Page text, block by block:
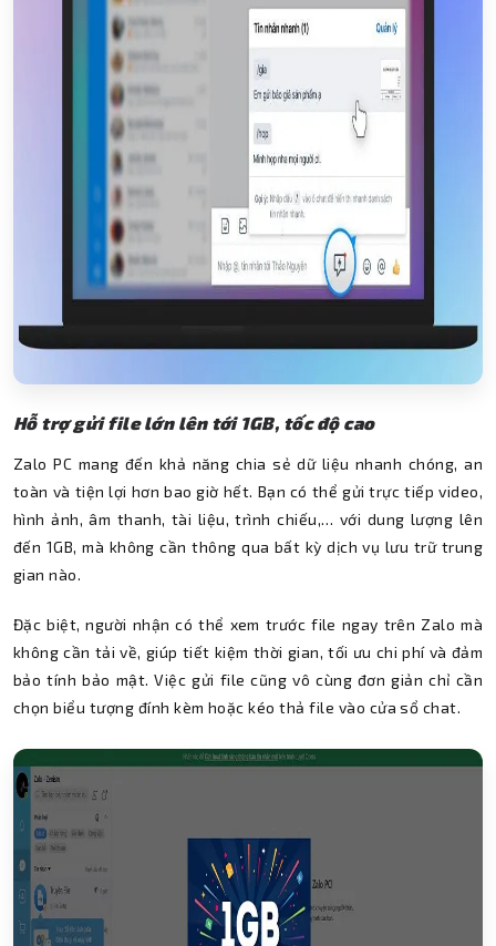
Hỗ trợ gửi file lớn lên tới 1GB, tốc độ cao
Zalo PC mang đến khả năng chia sẻ dữ liệu nhanh chóng, an
toàn và tiện lợi hơn bao giờ hết. Bạn có thể gửi trực tiếp video,
hình ảnh, âm thanh, tài liệu, trình chiếu,… với dung lượng lên
đến 1GB, mà không cần thông qua bất kỳ dịch vụ lưu trữ trung
gian nào.
Đặc biệt, người nhận có thể xem trước file ngay trên Zalo mà
không cần tải về, giúp tiết kiệm thời gian, tối ưu chi phí và đảm
bảo tính bảo mật. Việc gửi file cũng vô cùng đơn giản chỉ cần
chọn biểu tượng đính kèm hoặc kéo thả file vào cửa sổ chat.